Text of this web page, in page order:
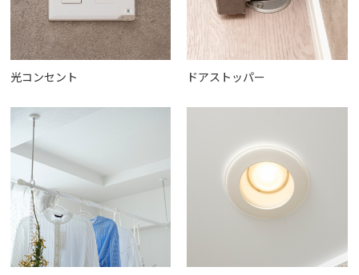
光コンセント ドアストッパー